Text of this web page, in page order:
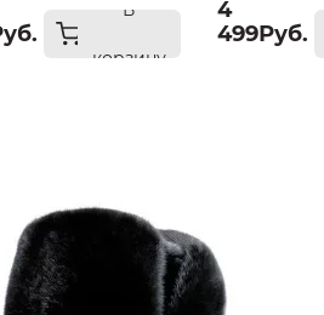
В
корзину
4
499Руб.